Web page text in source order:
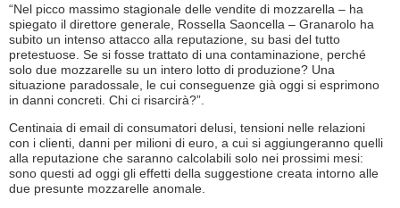
“Nel picco massimo stagionale delle vendite di mozzarella – ha
spiegato il direttore generale, Rossella Saoncella – Granarolo ha
subito un intenso attacco alla reputazione, su basi del tutto
pretestuose. Se si fosse trattato di una contaminazione, perché
solo due mozzarelle su un intero lotto di produzione? Una
situazione paradossale, le cui conseguenze già oggi si esprimono
in danni concreti. Chi ci risarcirà?”.
Centinaia di email di consumatori delusi, tensioni nelle relazioni
con i clienti, danni per milioni di euro, a cui si aggiungeranno quelli
alla reputazione che saranno calcolabili solo nei prossimi mesi:
sono questi ad oggi gli effetti della suggestione creata intorno alle
due presunte mozzarelle anomale.